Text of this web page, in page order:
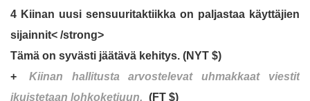
4 Kiinan uusi sensuuritaktiikka on paljastaa käyttäjien
sijainnit< /strong>
Tämä on syvästi jäätävä kehitys. (NYT $)
+
Kiinan hallitusta arvostelevat uhmakkaat viestit
ikuistetaan lohkoketjuun. (FT $)